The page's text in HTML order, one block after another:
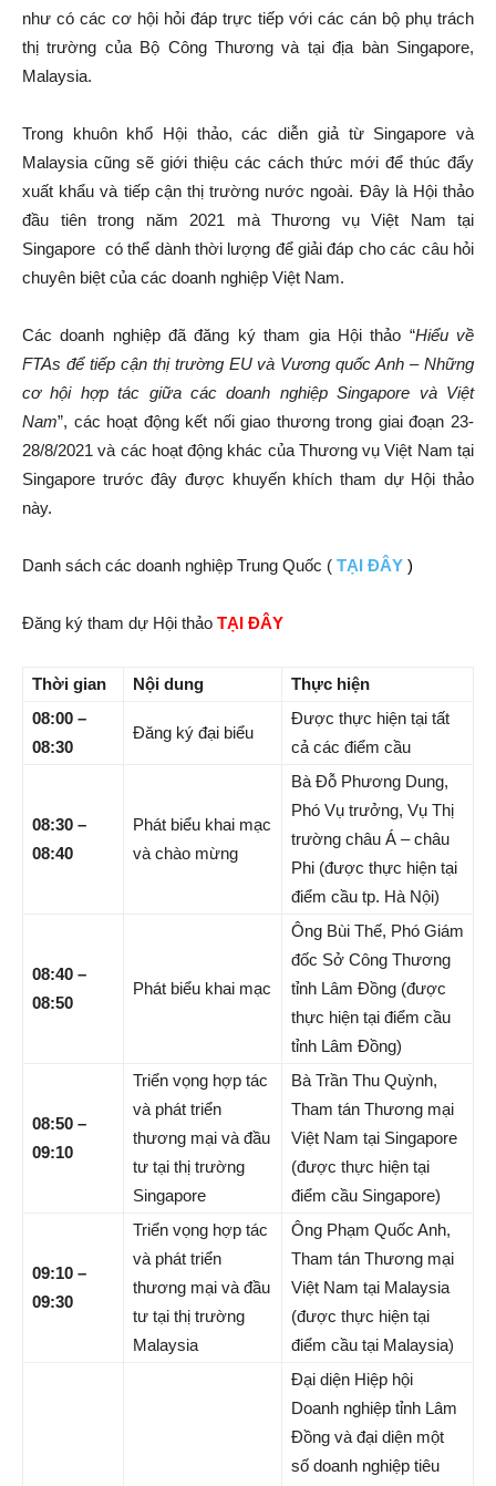
như có các cơ hội hỏi đáp trực tiếp với các cán bộ phụ trách
thị trường của Bộ Công Thương và tại địa bàn Singapore,
Malaysia.
Trong khuôn khổ Hội thảo, các diễn giả từ Singapore và
Malaysia cũng sẽ giới thiệu các cách thức mới để thúc đẩy
xuất khẩu và tiếp cận thị trường nước ngoài. Đây là Hội thảo
đầu tiên trong năm 2021 mà Thương vụ Việt Nam tại
Singapore có thể dành thời lượng để giải đáp cho các câu hỏi
chuyên biệt của các doanh nghiệp Việt Nam.
Các doanh nghiệp đã đăng ký tham gia Hội thảo “Hiểu về
FTAs để tiếp cận thị trường EU và Vương quốc Anh – Những
cơ hội hợp tác giữa các doanh nghiệp Singapore và Việt
Nam”, các hoạt động kết nối giao thương trong giai đoạn 23-
28/8/2021 và các hoạt động khác của Thương vụ Việt Nam tại
Singapore trước đây được khuyến khích tham dự Hội thảo
này.
Danh sách các doanh nghiệp Trung Quốc ( TẠI ĐÂY )
Đăng ký tham dự Hội thảo TẠI ĐÂY
Thời gian Nội dung
Thực hiện
08:00 –
08:30
Đăng ký đại biểu
Được thực hiện tại tất
cả các điểm cầu
08:30 –
08:40
Phát biểu khai mạc
và chào mừng
Bà Đỗ Phương Dung,
Phó Vụ trưởng, Vụ Thị
trường châu Á – châu
Phi (được thực hiện tại
điểm cầu tp. Hà Nội)
08:40 –
08:50
Phát biểu khai mạc
Ông Bùi Thế, Phó Giám
đốc Sở Công Thương
tỉnh Lâm Đồng (được
thực hiện tại điểm cầu
tỉnh Lâm Đồng)
08:50 –
09:10
Triển vọng hợp tác
và phát triển
thương mại và đầu
tư tại thị trường
Singapore
Bà Trần Thu Quỳnh,
Tham tán Thương mại
Việt Nam tại Singapore
(được thực hiện tại
điểm cầu Singapore)
09:10 –
09:30
Triển vọng hợp tác
và phát triển
thương mại và đầu
tư tại thị trường
Malaysia
Ông Phạm Quốc Anh,
Tham tán Thương mại
Việt Nam tại Malaysia
(được thực hiện tại
điểm cầu tại Malaysia)
Đại diện Hiệp hội
Doanh nghiệp tỉnh Lâm
Đồng và đại diện một
số doanh nghiệp tiêu